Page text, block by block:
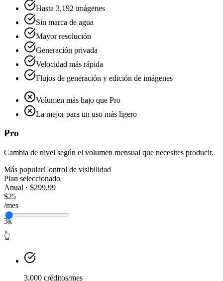
Hasta 3,192 imágenes
Sin marca de agua
Mayor resolución
Generación privada
Velocidad más rápida
Flujos de generación y edición de imágenes
Volumen más bajo que Pro
La mejor para un uso más ligero
Pro
Cambia de nivel según el volumen mensual que necesites producir.
Más popularControl de visibilidad
Plan seleccionado
Anual · $299.99
$25
/mes
3k
👆
3,000 créditos/mes